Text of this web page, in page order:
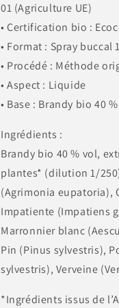
01 (Agriculture UE)
• Certification bio :
• Format : Spray buccal
• Procédé : Méthode
• Aspect : Liquide
• Base : Brandy bio 40
Ingrédients :
Brandy bio 40 % vol,
plantes* (dilution 1/
(Agrimonia eupatoria),
Impatiente (Impatiens
Marronnier blanc
Pin (Pinus sylvestris),
sylvestris), Verveine
*Ingrédients issus de